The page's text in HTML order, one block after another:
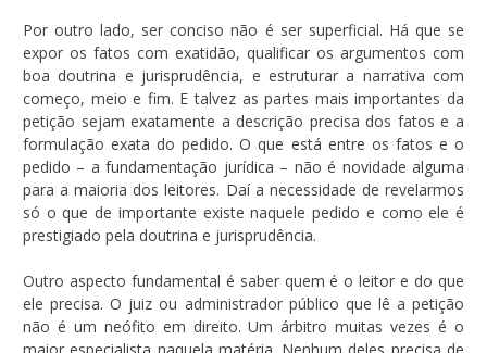
Por outro lado, ser conciso não é ser superficial. Há que se
expor os fatos com exatidão, qualificar os argumentos com
boa doutrina e jurisprudência, e estruturar a narrativa com
começo, meio e fim. E talvez as partes mais importantes da
petição sejam exatamente a descrição precisa dos fatos e a
formulação exata do pedido. O que está entre os fatos e o
pedido – a fundamentação jurídica – não é novidade alguma
para a maioria dos leitores. Daí a necessidade de revelarmos
só o que de importante existe naquele pedido e como ele é
prestigiado pela doutrina e jurisprudência.
Outro aspecto fundamental é saber quem é o leitor e do que
ele precisa. O juiz ou administrador público que lê a petição
não é um neófito em direito. Um árbitro muitas vezes é o